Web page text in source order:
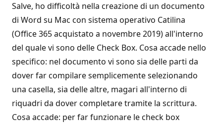
Salve, ho difficoltà nella creazione di un documento
di Word su Mac con sistema operativo Catilina
(Office 365 acquistato a novembre 2019) all'interno
del quale vi sono delle Check Box. Cosa accade nello
specifico: nel documento vi sono sia delle parti da
dover far compilare semplicemente selezionando
una casella, sia delle altre, magari all'interno di
riquadri da dover completare tramite la scrittura.
Cosa accade: per far funzionare le check box